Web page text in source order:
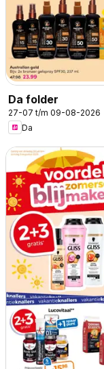
Da folder
27-07 t/m 09-08-2026
Da